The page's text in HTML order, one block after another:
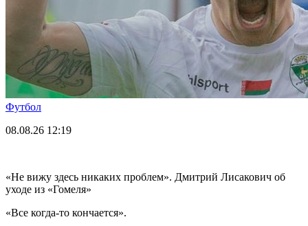
Футбол
08.08.26 12:19
«Не вижу здесь никаких проблем». Дмитрий Лисакович об
уходе из «Гомеля»
«Все когда-то кончается».